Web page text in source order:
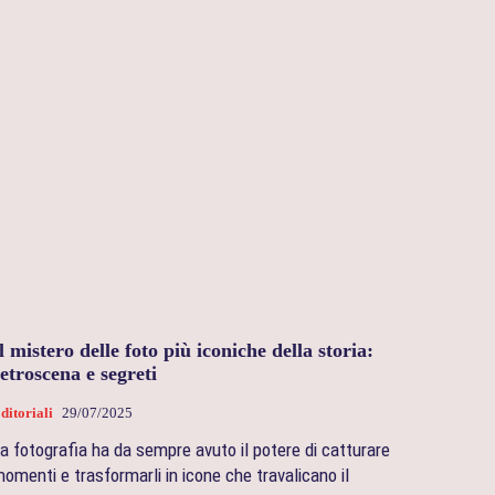
mistero delle foto più iconiche della storia:
e segreti
29/07/2025
fotografia ha da sempre avuto il potere di catturare
e trasformarli in icone che travalicano il